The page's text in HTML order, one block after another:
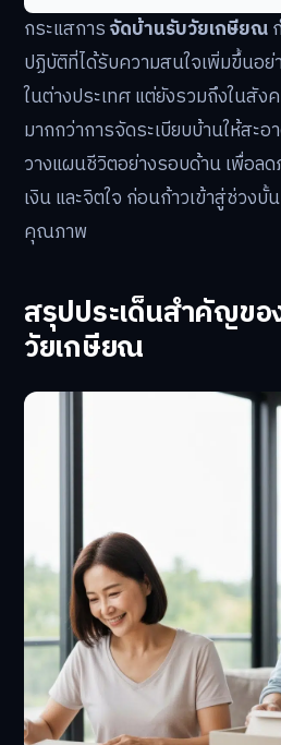
กระแสการจัดบ้านรับวัยเกษียณ
ปฏิบัติที่ได้รับความสนใจเพิ่มขึ้นอ
ในต่างประเทศ แต่ยังรวมถึงในสัง
มากกว่าการจัดระเบียบบ้านให้สะ
วางแผนชีวิตอย่างรอบด้าน เพื่อล
เงิน และจิตใจ ก่อนก้าวเข้าสู่ช่วง
คุณภาพ
สรุปประเด็นสำคัญขอ
วัยเกษียณ